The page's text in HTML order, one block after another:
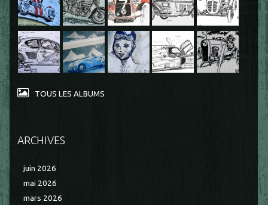
TOUS LES ALBUMS
ARCHIVES
juin 2026
mai 2026
mars 2026